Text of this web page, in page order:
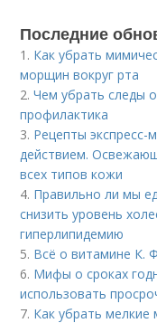
Последние
1. Как убрать
морщин вокруг рта
2.Чем убрать следы
профилактика
3. Рецепты
действием.
всех типов кожи
4. Правильно ли мы
снизить уровень
гиперлипидемию
5. Всё о витамине К.
6. Мифы о сроках
использовать
7. Как убрать мелкие